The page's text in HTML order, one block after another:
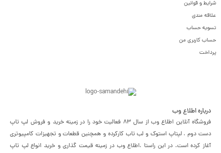
شرایط و قوانین
علاقه مندی
تسویه حساب
حساب کاربری من
پرداخت
درباره اطلاع وب
فروشگاه آنلاین اطلاع وب از سال 83 فعالیت خود را در زمینه خرید و فروش لپ تاپ
دست دوم ، لپتاپ استوک و لب تاب کارکرده و همچنین قطعات و تجهیزات کامپیوتری
آغاز کرده است. در این راستا ،‌اطلاع وب در زمینه قیمت گذاری و خرید انواع لپ تاپ